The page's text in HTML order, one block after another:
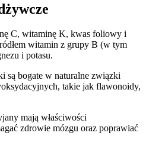
C, witaminę K, kwas foliowy i
witamin z grupy B (w tym
i potasu.
są bogate w naturalne związki
takie jak flawonoidy,
mają właściwości
zdrowie mózgu oraz poprawiać